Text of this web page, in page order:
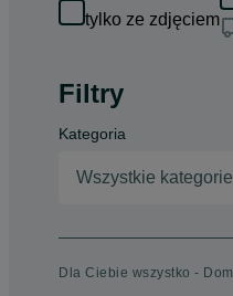
tylko ze zdjęciem
Filtry
Kategoria
Wszystkie kategorie
Dla Ciebie wszystko -